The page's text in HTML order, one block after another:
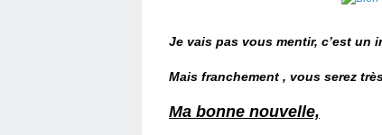
Je vais pas vous mentir, c’est un
Mais franchement , vous serez
Ma bonne nouvelle,